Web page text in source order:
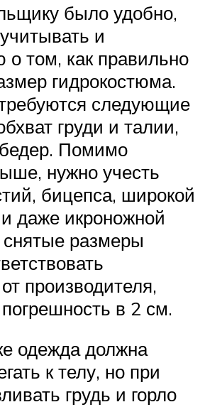
было удобно,
и
том, как правильно
гидрокостюма.
следующие
груди и талии,
Помимо
нужно учесть
бицепса, широкой
даже икроножной
размеры
производителя,
в 2 см.
одежда должна
к телу, но при
грудь и горло